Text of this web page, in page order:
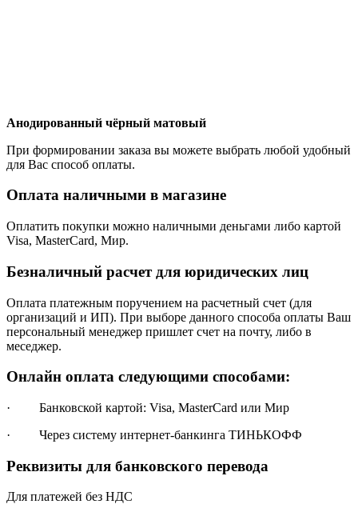
Анодированный чёрный матовый
При формировании заказа вы можете выбрать любой удобный
для Вас способ оплаты.
Оплата наличными в магазине
Оплатить покупки можно наличными деньгами либо картой
Visa, MasterCard, Мир.
Безналичный расчет для юридических лиц
Оплата платежным поручением на расчетный счет (для
организаций и ИП). При выборе данного способа оплаты Ваш
персональный менеджер пришлет счет на почту, либо в
меседжер.
Онлайн оплата следующими способами:
· Банковской картой: Visa, MasterCard или Мир
· Через систему интернет-банкинга ТИНЬКОФФ
Реквизиты для банковского перевода
Для платежей без НДС